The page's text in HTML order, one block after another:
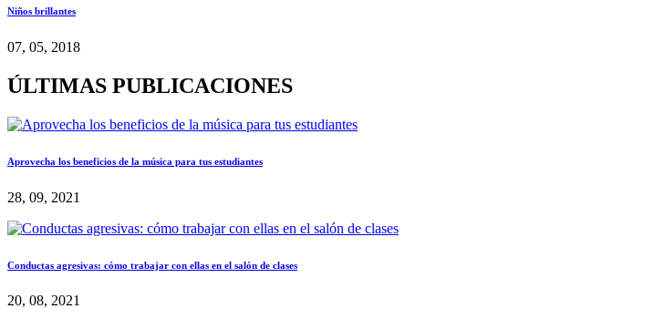
Niños brillantes
07, 05, 2018
ÚLTIMAS PUBLICACIONES
Aprovecha los beneficios de la música para tus estudiantes
28, 09, 2021
Conductas agresivas: cómo trabajar con ellas en el salón de clases
20, 08, 2021